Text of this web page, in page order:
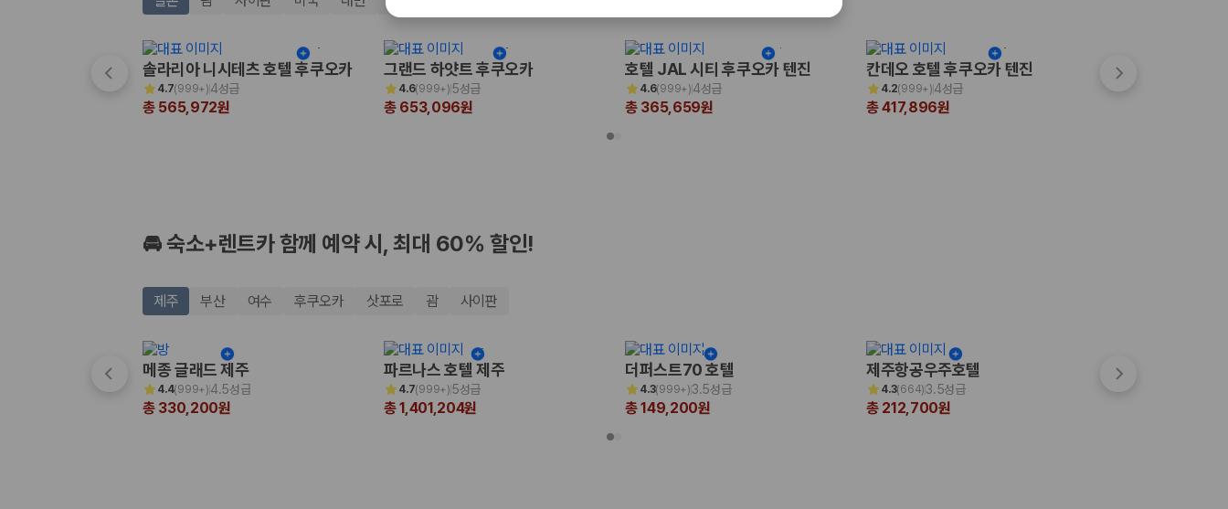
솔라리아 니시테츠 호텔 후쿠오카
4.7(999+)4성급
총 565,972원
그랜드 하얏트 후쿠오카
4.6(999+)5성급
총 653,096원
호텔 JAL 시티 후쿠오카 텐진
4.6(999+)4성급
총 365,659원
칸데오 호텔 후쿠오카 텐진
4.2(999+)4성급
총 417,896원
쓰시마 그랜드 호텔
🚘 숙소+렌트카 함께 예약 시, 최대 60% 할인!
제주 부산 여수 후쿠오카 삿포로 괌 사이판
메종 글래드 제주
4.4(999+)4.5성급
총 330,200원
파르나스 호텔 제주
4.7(999+)5성급
총 1,401,204원
더퍼스트70 호텔
4.3(999+)3.5성급
총 149,200원
제주항공우주호텔
4.3(664) 3.5성급
총 212,700원
파크선샤인 제주